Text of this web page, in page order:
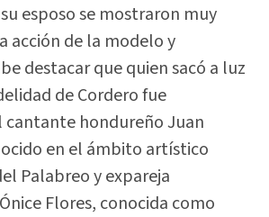
esposo se mostraron muy
acción de la modelo y
destacar que quien sacó a luz
de Cordero fue
cantante hondureño Juan
en el ámbito artístico
Palabreo y expareja
Flores, conocida como